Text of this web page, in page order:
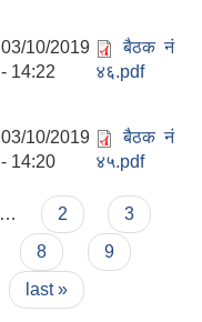
03/10/2019
- 14:22
बैठक नं
४६.pdf
03/10/2019
- 14:20
बैठक नं
४५.pdf
… 2
3
8
9
last »